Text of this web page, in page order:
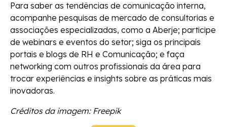
Para saber as tendências de comunicação interna,
acompanhe pesquisas de mercado de consultorias e
associações especializadas, como a Aberje; participe
de webinars e eventos do setor; siga os principais
portais e blogs de RH e Comunicação; e faça
networking com outros profissionais da área para
trocar experiências e insights sobre as práticas mais
inovadoras.
Créditos da imagem: Freepik